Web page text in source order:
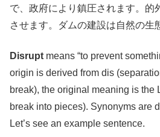
で、政府により鎮圧されます。的
させます。ダムの建設は自然の生
Disrupt means “to prevent
origin is derived from dis
break), the original meaning is the
break into pieces). Synonyms are
Let’s see an example sentence.